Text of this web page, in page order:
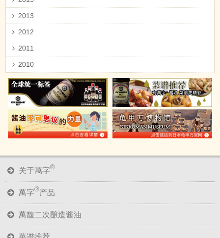
2013
2012
2011
2010
关于萬字®
萬字®产品
萬馥二次酿造酱油